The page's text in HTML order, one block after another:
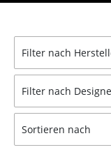
Barhocker
Bänke & Liegen
Sitzsäcke
Filter nach
Filter nach
Sortieren nach